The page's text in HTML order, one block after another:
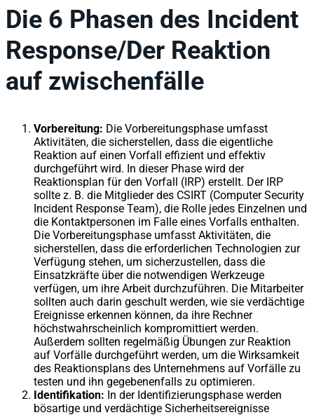
Die 6 Phasen des Incident
Response/Der Reaktion
auf zwischenfälle
Vorbereitung: Die Vorbereitungsphase umfasst
Aktivitäten, die sicherstellen, dass die eigentliche
Reaktion auf einen Vorfall effizient und effektiv
durchgeführt wird. In dieser Phase wird der
Reaktionsplan für den Vorfall (IRP) erstellt. Der IRP
sollte z. B. die Mitglieder des CSIRT (Computer Security
Incident Response Team), die Rolle jedes Einzelnen und
die Kontaktpersonen im Falle eines Vorfalls enthalten.
Die Vorbereitungsphase umfasst Aktivitäten, die
sicherstellen, dass die erforderlichen Technologien zur
Verfügung stehen, um sicherzustellen, dass die
Einsatzkräfte über die notwendigen Werkzeuge
verfügen, um ihre Arbeit durchzuführen. Die Mitarbeiter
sollten auch darin geschult werden, wie sie verdächtige
Ereignisse erkennen können, da ihre Rechner
höchstwahrscheinlich kompromittiert werden.
Außerdem sollten regelmäßig Übungen zur Reaktion
auf Vorfälle durchgeführt werden, um die Wirksamkeit
des Reaktionsplans des Unternehmens auf Vorfälle zu
testen und ihn gegebenenfalls zu optimieren.
Identifikation: In der Identifizierungsphase werden
bösartige und verdächtige Sicherheitsereignisse